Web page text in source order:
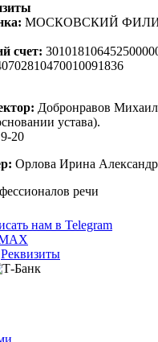
МОСКОВСКИЙ
счет:
Добронравов
устава).
20
Орлова Ирина
Реквизиты